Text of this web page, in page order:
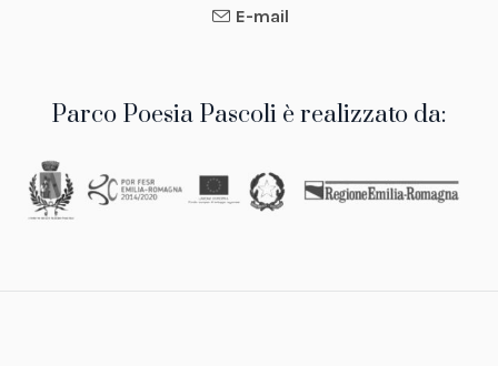
E-mail
Parco Poesia Pascoli è realizzato da: